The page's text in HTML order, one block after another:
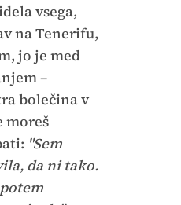
vsega,
na Tenerifu,
jo je med
–
bolečina v
moreš
"Sem
da ni tako.